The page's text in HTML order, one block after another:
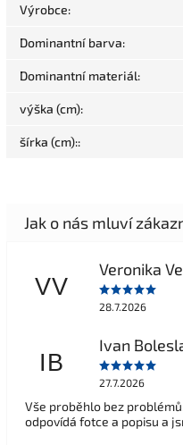
Výrobce:
Dominantní barva:
Dominantní materiál:
výška (cm):
šírka (cm)::
VV
Veronika
28.7.2026
IB
Ivan
27.7.2026
Vše proběhlo bez
odpovídá fotce a popisu a